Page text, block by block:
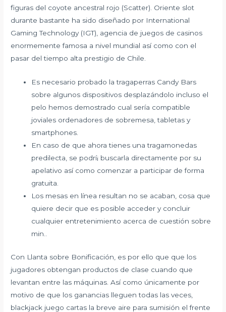
figuras del coyote ancestral rojo (Scatter). Oriente slot
durante bastante ha sido diseñado por International
Gaming Technology (IGT), agencia de juegos de casinos
enormemente famosa a nivel mundial así­ como con el
pasar del tiempo alta prestigio de Chile.
Es necesario probado la tragaperras Candy Bars
sobre algunos dispositivos desplazándolo incluso el
pelo hemos demostrado cual serí­a compatible
joviales ordenadores de sobremesa, tabletas y
smartphones.
En caso de que ahora tienes una tragamonedas
predilecta, se podrí¡ buscarla directamente por su
apelativo así­ como comenzar a participar de forma
gratuita.
Los mesas en línea resultan no se acaban, cosa que
quiere decir que es posible acceder y concluir
cualquier entretenimiento acerca de cuestión sobre
min..
Con Llanta sobre Bonificación, es por ello que que los
jugadores obtengan productos de clase cuando que
levantan entre las máquinas. Así­ como únicamente por
motivo de que los ganancias lleguen todas las veces,
blackjack juego cartas la breve aire para sumisión el frente